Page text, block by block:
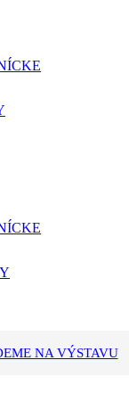
NA VÝSTAVU